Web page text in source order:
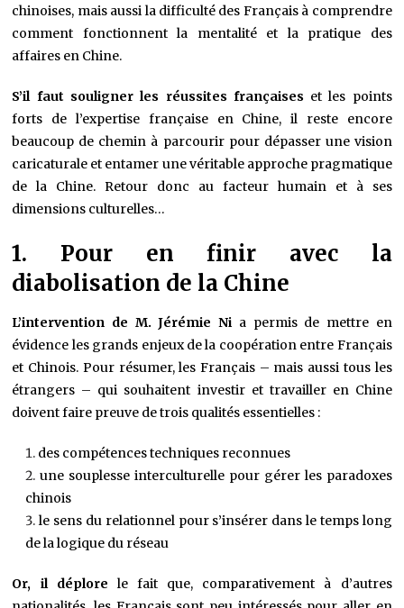
chinoises, mais aussi la difficulté des Français à comprendre
comment fonctionnent la mentalité et la pratique des
affaires en Chine.
S’il faut souligner les réussites françaises et les points
forts de l’expertise française en Chine, il reste encore
beaucoup de chemin à parcourir pour dépasser une vision
caricaturale et entamer une véritable approche pragmatique
de la Chine. Retour donc au facteur humain et à ses
dimensions culturelles…
1. Pour en finir avec la
diabolisation de la Chine
L’intervention de M. Jérémie Ni a permis de mettre en
évidence les grands enjeux de la coopération entre Français
et Chinois. Pour résumer, les Français – mais aussi tous les
étrangers – qui souhaitent investir et travailler en Chine
doivent faire preuve de trois qualités essentielles :
des compétences techniques reconnues
une souplesse interculturelle pour gérer les paradoxes
chinois
le sens du relationnel pour s’insérer dans le temps long
de la logique du réseau
Or, il déplore le fait que, comparativement à d’autres